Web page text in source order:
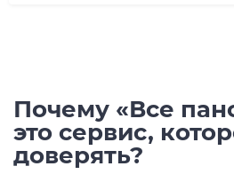
Почему «Все
это сервис,
доверять?